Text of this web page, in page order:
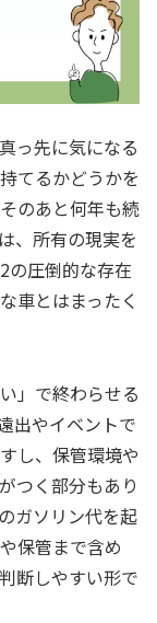
っ先に気になる
てるかどうかを
のあと何年も続
、所有の現実を
の圧倒的な存在
車とはまったく
」で終わらせる
出やイベントで
し、保管環境や
つく部分もあり
ガソリン代を起
保管まで含め
断しやすい形で